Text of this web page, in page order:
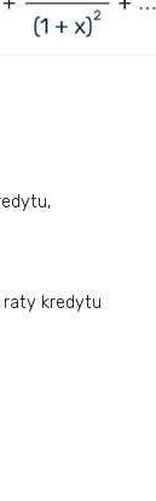
raty kredytu